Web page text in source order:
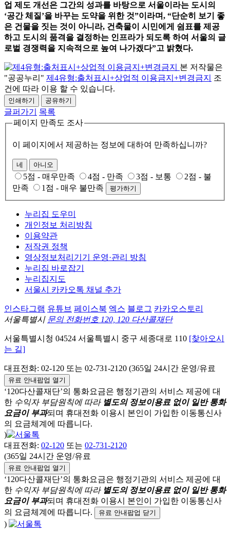
업 제도 개선은 그간의 성과를 바탕으로 서울이라는 도시의
‘공간 체질 ’을 바꾸는 도약을 위한 것”이라며, “단순히 보기 좋
은 건물을 짓는 것이 아니라, 건축물이 시민에게 쉼표를 제공
하고 도시의 품격을 결정하는 인프라가 되도록 하여 서울의 글
로벌 경쟁력을 지속적으로 높여 나가겠다”고 밝혔다.
본 저작물은
"공공누리" 제4유형:출처표시+상업적 이용금지+변경금지
조
건에 따라 이용 할 수 있습니다.
인쇄하기 공유하기
글퍼가기
목록
페이지 만족도 조사
이 페이지에서 제공하는 정보에 대하여 만족하십니까?
네 아니오
5점 - 매우만족 4점 - 만족 3점 - 보통
2점 - 불
만족
1점 - 매우 불만족 평가하기
누리집 도우미
개인정보 처리방침
이용약관
저작권 정책
영상정보처리기기 운영·관리 방침
누리집 바로잡기
누리집지도
서울시 카카오톡 채널 추가
인스타그램 유튜브 페이스북 엑스 블로그 카카오스토리
서울특별시 문의 전화번호 120, 120 다산콜재단
서울특별시청 04524 서울특별시 중구 세종대로 110 [찾아오시
는 길]
대표전화: 02-120 또는 02-731-2120 (365일 24시간 운영/유료
유료 안내팝업 열기
‘120다산콜재단’의 통화요금은 행정기관의 서비스 제공에 대
한 수익자 부담원칙에 따라 별도의 정보이용료 없이 일반 통화
요금이 부과되며 휴대전화 이용시 본인이 가입한 이동통신사
의 요금체계에 따릅니다.
)
대표전화: 02-120 또는 02-731-2120
(365일 24시간 운영/유료
유료 안내팝업 열기
‘120다산콜재단’의 통화요금은 행정기관의 서비스 제공에 대
한 수익자 부담원칙에 따라 별도의 정보이용료 없이 일반 통화
요금이 부과되며 휴대전화 이용시 본인이 가입한 이동통신사
의 요금체계에 따릅니다.
유료 안내팝업 닫기
)